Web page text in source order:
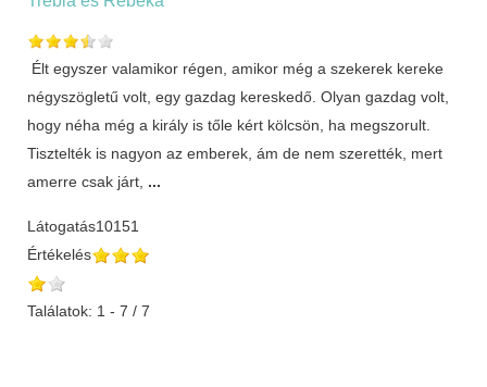
Élt egyszer valamikor régen, amikor még a szekerek kereke
négyszögletű volt, egy gazdag kereskedő. Olyan gazdag volt,
hogy néha még a király is tőle kért kölcsön, ha megszorult.
Tisztelték is nagyon az emberek, ám de nem szerették, mert
amerre csak járt, ...
Látogatás10151
Értékelés
Találatok: 1 - 7 / 7